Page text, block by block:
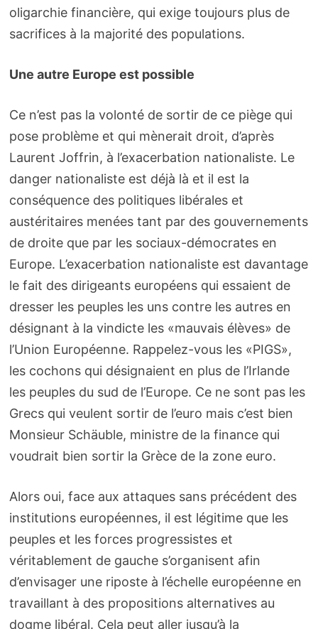
oligarchie financière, qui exige toujours plus de
sacrifices à la majorité des populations.
Une autre Europe est possible
Ce n’est pas la volonté de sortir de ce piège qui
pose problème et qui mènerait droit, d’après
Laurent Joffrin, à l’exacerbation nationaliste. Le
danger nationaliste est déjà là et il est la
conséquence des politiques libérales et
austéritaires menées tant par des gouvernements
de droite que par les sociaux-démocrates en
Europe. L’exacerbation nationaliste est davantage
le fait des dirigeants européens qui essaient de
dresser les peuples les uns contre les autres en
désignant à la vindicte les «mauvais élèves» de
l’Union Européenne. Rappelez-vous les «PIGS»,
les cochons qui désignaient en plus de l’Irlande
les peuples du sud de l’Europe. Ce ne sont pas les
Grecs qui veulent sortir de l’euro mais c’est bien
Monsieur Schäuble, ministre de la finance qui
voudrait bien sortir la Grèce de la zone euro.
Alors oui, face aux attaques sans précédent des
institutions européennes, il est légitime que les
peuples et les forces progressistes et
véritablement de gauche s’organisent afin
d’envisager une riposte à l’échelle européenne en
travaillant à des propositions alternatives au
dogme libéral. Cela peut aller jusqu’à la